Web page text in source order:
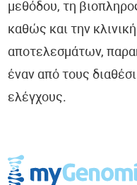
μεθόδου, τη
καθώς και την
αποτελεσμάτων,
έναν από τους
ελέγχους.